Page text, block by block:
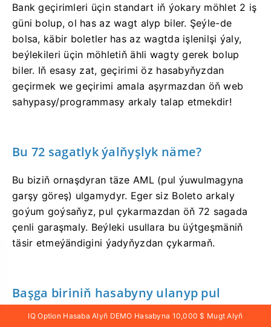
Bank geçirimleri üçin standart iň ýokary möhlet 2 iş
güni bolup, ol has az wagt alyp biler. Şeýle-de
bolsa, käbir boletler has az wagtda işlenilşi ýaly,
beýlekileri üçin möhletiň ähli wagty gerek bolup
biler. Iň esasy zat, geçirimi öz hasabyňyzdan
geçirmek we geçirimi amala aşyrmazdan öň web
sahypasy/programmasy arkaly talap etmekdir!
Bu 72 sagatlyk ýalňyşlyk näme?
Bu biziň ornaşdyran täze AML (pul ýuwulmagyna
garşy göreş) ulgamydyr. Eger siz Boleto arkaly
goýum goýsaňyz, pul çykarmazdan öň 72 sagada
çenli garaşmaly. Beýleki usullara bu üýtgeşmäniň
täsir etmeýändigini ýadyňyzdan çykarmaň.
Başga biriniň hasabyny ulanyp pul
goýup bolýarmy?
IQ Option Hasaba Alyň DEMO Hasabyna 10,000 $ Mugt Alyň